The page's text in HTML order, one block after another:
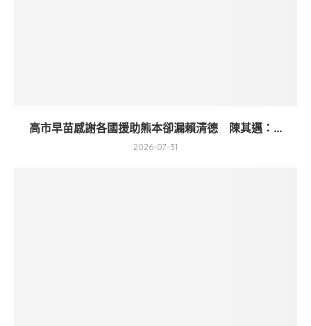
高市早苗感謝各國援助熊本卻漏賴清德 陳其邁：...
2026-07-31